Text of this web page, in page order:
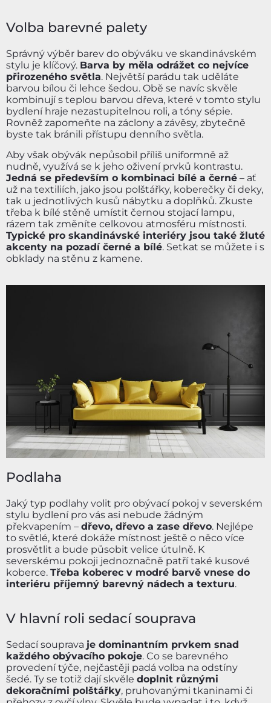
Volba barevné palety
Správný výběr barev do obýváku ve skandinávském
stylu je klíčový. Barva by měla odrážet co nejvíce
přirozeného světla. Největší parádu tak uděláte
barvou bílou či lehce šedou. Obě se navíc skvěle
kombinují s teplou barvou dřeva, které v tomto stylu
bydlení hraje nezastupitelnou roli, a tóny sépie.
Rovněž zapomeňte na záclony a závěsy, zbytečně
byste tak bránili přístupu denního světla.
Aby však obývák nepůsobil příliš uniformně až
nudně, využívá se k jeho oživení prvků kontrastu.
Jedná se především o kombinaci bílé a černé – ať
už na textiliích, jako jsou polštářky, koberečky či deky,
tak u jednotlivých kusů nábytku a doplňků. Zkuste
třeba k bílé stěně umístit černou stojací lampu,
rázem tak změníte celkovou atmosféru místnosti.
Typické pro skandinávské interiéry jsou také žluté
akcenty na pozadí černé a bílé. Setkat se můžete i s
obklady na stěnu z kamene.
Podlaha
Jaký typ podlahy volit pro obývací pokoj v severském
stylu bydlení pro vás asi nebude žádným
překvapením – dřevo, dřevo a zase dřevo. Nejlépe
to světlé, které dokáže místnost ještě o něco více
prosvětlit a bude působit velice útulně. K
severskému pokoji jednoznačně patří také kusové
koberce. Třeba koberec v modré barvě vnese do
interiéru příjemný barevný nádech a texturu.
V hlavní roli sedací souprava
Sedací souprava je dominantním prvkem snad
každého obývacího pokoje. Co se barevného
provedení týče, nejčastěji padá volba na odstíny
šedé. Ty se totiž dají skvěle doplnit různými
dekoračními polštářky, pruhovanými tkaninami či